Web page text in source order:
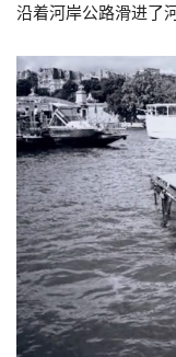
沿着河岸公路滑进了